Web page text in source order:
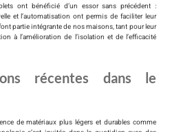
ont bénéficié d’un essor sans précédent :
et l’automatisation ont permis de faciliter leur
partie intégrante de nos maisons, tant pour leur
à l’amélioration de l’isolation et de l’efficacité
récentes dans le
de matériaux plus légers et durables comme